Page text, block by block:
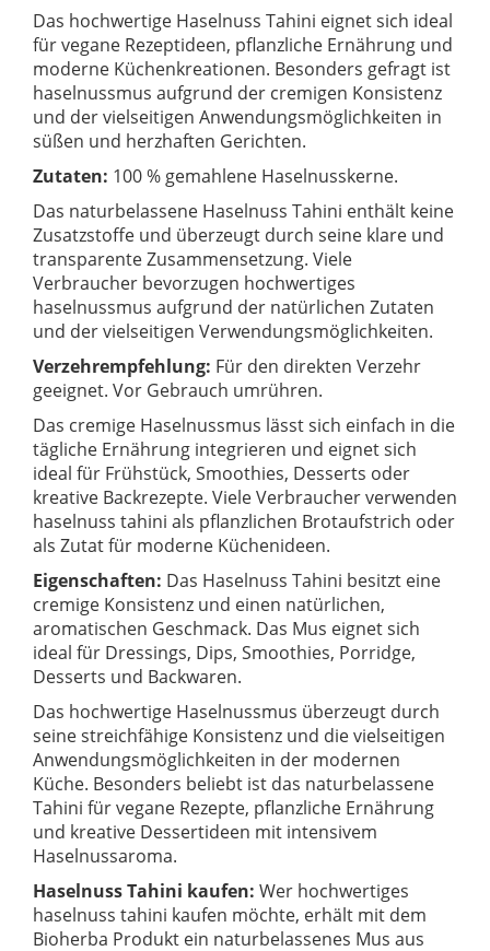
Das hochwertige Haselnuss Tahini eignet sich ideal
für vegane Rezeptideen, pflanzliche Ernährung und
moderne Küchenkreationen. Besonders gefragt ist
haselnussmus aufgrund der cremigen Konsistenz
und der vielseitigen Anwendungsmöglichkeiten in
süßen und herzhaften Gerichten.
Zutaten: 100 % gemahlene Haselnusskerne.
Das naturbelassene Haselnuss Tahini enthält keine
Zusatzstoffe und überzeugt durch seine klare und
transparente Zusammensetzung. Viele
Verbraucher bevorzugen hochwertiges
haselnussmus aufgrund der natürlichen Zutaten
und der vielseitigen Verwendungsmöglichkeiten.
Verzehrempfehlung: Für den direkten Verzehr
geeignet. Vor Gebrauch umrühren.
Das cremige Haselnussmus lässt sich einfach in die
tägliche Ernährung integrieren und eignet sich
ideal für Frühstück, Smoothies, Desserts oder
kreative Backrezepte. Viele Verbraucher verwenden
haselnuss tahini als pflanzlichen Brotaufstrich oder
als Zutat für moderne Küchenideen.
Eigenschaften: Das Haselnuss Tahini besitzt eine
cremige Konsistenz und einen natürlichen,
aromatischen Geschmack. Das Mus eignet sich
ideal für Dressings, Dips, Smoothies, Porridge,
Desserts und Backwaren.
Das hochwertige Haselnussmus überzeugt durch
seine streichfähige Konsistenz und die vielseitigen
Anwendungsmöglichkeiten in der modernen
Küche. Besonders beliebt ist das naturbelassene
Tahini für vegane Rezepte, pflanzliche Ernährung
und kreative Dessertideen mit intensivem
Haselnussaroma.
Haselnuss Tahini kaufen: Wer hochwertiges
haselnuss tahini kaufen möchte, erhält mit dem
Bioherba Produkt ein naturbelassenes Mus aus